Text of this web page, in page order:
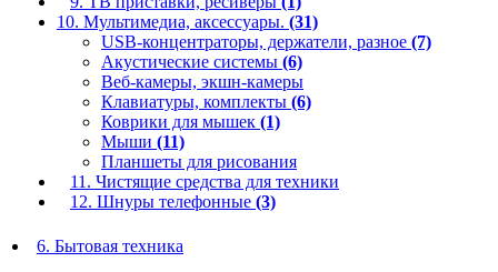
10. Мультимедиа, аксессуары. (31)
USB-концентраторы, держатели, разное (7)
Акустические системы (6)
Веб-камеры, экшн-камеры
Клавиатуры, комплекты (6)
Коврики для мышек (1)
Мыши (11)
Планшеты для рисования
11. Чистящие средства для техники
12. Шнуры телефонные (3)
6. Бытовая техника